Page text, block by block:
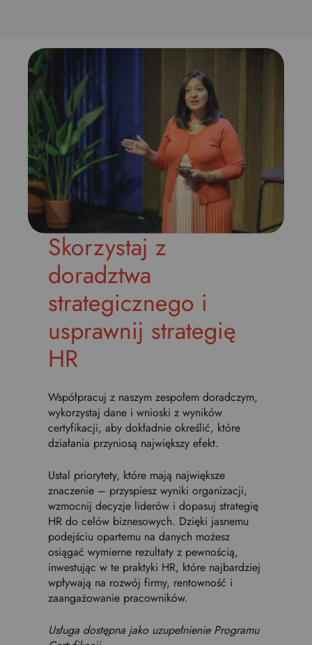
Skorzystaj z
doradztwa
strategicznego i
usprawnij strategię
HR
Współpracuj z naszym zespołem doradczym,
wykorzystaj dane i wnioski z wyników
certyfikacji, aby dokładnie określić, które
działania przyniosą największy efekt.
Ustal priorytety, które mają największe
znaczenie – przyspiesz wyniki organizacji,
wzmocnij decyzje liderów i dopasuj strategię
HR do celów biznesowych. Dzięki jasnemu
podejściu opartemu na danych możesz
osiągać wymierne rezultaty z pewnością,
inwestując w te praktyki HR, które najbardziej
wpływają na rozwój firmy, rentowność i
zaangażowanie pracowników.
Usługa dostępna jako uzupełnienie Programu